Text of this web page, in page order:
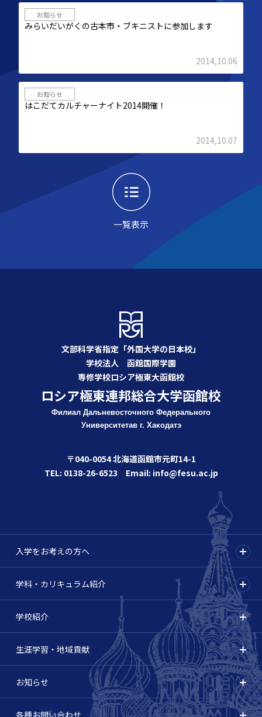
お知らせ
みらいだいがくの古本市・ブキニストに参加します
2014,10.06
一覧表示
お知らせ
はこだてカルチャーナイト2014開催！
2014,10.07
文部科学省指定「外国大学の日本校」
学校法人 函館国際学園
専修学校ロシア極東大函館校
ロシア極東連邦総合大学函館校
Филиал Дальневосточного Федерального
Университетав г. Хакодатэ
〒040-0054 北海道函館市元町14-1
TEL: 0138-26-6523 Email: info@fesu.ac.jp
入学をお考えの方へ
学科・カリキュラム紹介
学校紹介
生涯学習・地域貢献
お知らせ
各種お問い合わせ